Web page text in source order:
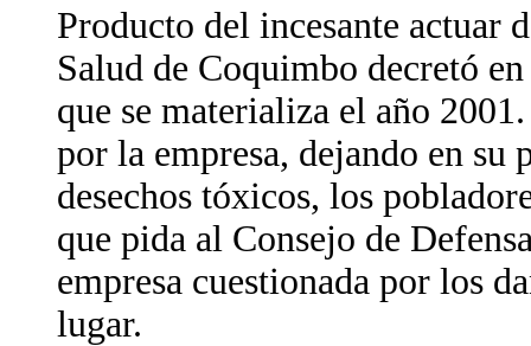
Producto del incesante actuar
Salud de Coquimbo decretó
que se materializa el año
por la empresa, dejando en su
desechos tóxicos, los
que pida al Consejo de
empresa cuestionada por los
lugar.